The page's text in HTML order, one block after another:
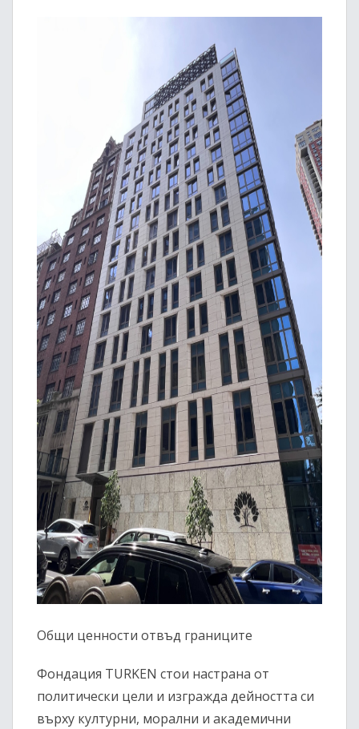
Общи ценности отвъд границите
Фондация TURKEN стои настрана от
политически цели и изгражда дейността си
върху културни, морални и академични